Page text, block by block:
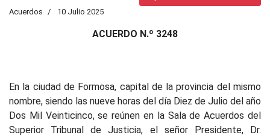
Acuerdos 10 Julio 2025
ACUERDO N.º 3248
En la ciudad de Formosa, capital de la provincia del mismo
nombre, siendo las nueve horas del día Diez de Julio del año
Dos Mil Veinticinco, se reúnen en la Sala de Acuerdos del
Superior Tribunal de Justicia, el señor Presidente, Dr.